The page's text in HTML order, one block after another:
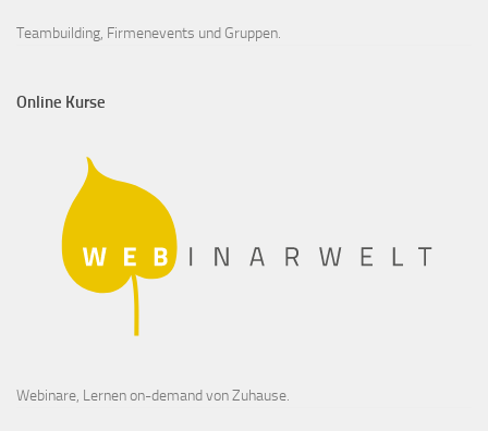
Teambuilding, Firmenevents und Gruppen.
Online Kurse
Webinare, Lernen on-demand von Zuhause.